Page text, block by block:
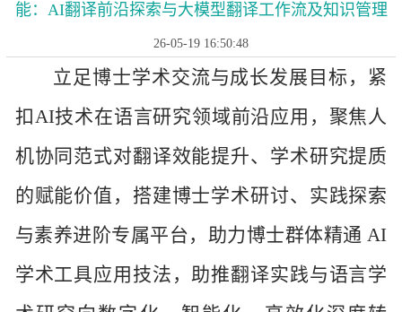
能：AI翻译前沿探索与大模型翻译工作流及知识管理
26-05-19 16:50:48
立足博士学术交流与成长发展目标，紧
扣AI技术在语言研究领域前沿应用，聚焦人
机协同范式对翻译效能提升、学术研究提质
的赋能价值，搭建博士学术研讨、实践探索
与素养进阶专属平台，助力博士群体精通 AI
学术工具应用技法，助推翻译实践与语言学